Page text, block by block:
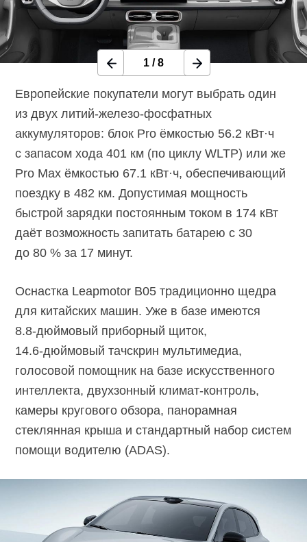
1 /8
Европейские покупатели могут выбрать один
из двух литий-железо-фосфатных
аккумуляторов: блок Pro ёмкостью 56.2 кВт·ч
с запасом хода 401 км (по циклу WLTP) или же
Pro Max ёмкостью 67.1 кВт·ч, обеспечивающий
поездку в 482 км. Допустимая мощность
быстрой зарядки постоянным током в 174 кВт
даёт возможность запитать батарею с 30
до 80 % за 17 минут.
Оснастка Leapmotor B05 традиционно щедра
для китайских машин. Уже в базе имеются
8.8-дюймовый приборный щиток,
14.6-дюймовый тачскрин мультимедиа,
голосовой помощник на базе искусственного
интеллекта, двухзонный климат-контроль,
камеры кругового обзора, панорамная
стеклянная крыша и стандартный набор систем
помощи водителю (ADAS).